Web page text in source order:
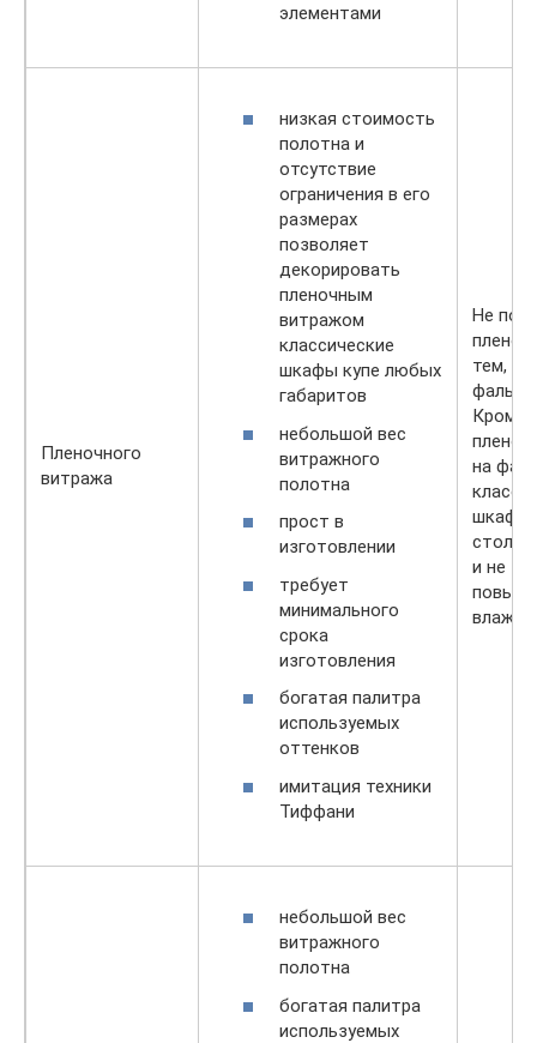
элементами
Пленочного
витража
низкая стоимость
полотна и
отсутствие
ограничения в его
размерах
позволяет
декорировать
пленочным
витражом
классические
шкафы купе любых
габаритов
небольшой вес
витражного
полотна
прост в
изготовлении
требует
минимального
срока
изготовления
богатая палитра
используемых
оттенков
имитация техники
Тиффани
Не
тем,
Кроме
на
шкафа
столь
и не
небольшой вес
витражного
полотна
богатая палитра
используемых